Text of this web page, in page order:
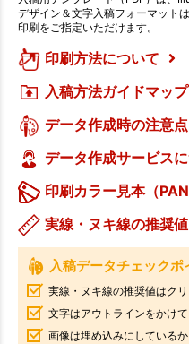
デザイン＆文字入稿フォーマット
印刷をご指定いただけます。
印刷方法について
入稿方法ガイドマップ
データ作成時の注意点
データ作成サービス
印刷カラー見本（
実線・ヌキ線の推奨
入稿データチェックポ
実線・ヌキ線の推奨値はク
文字はアウトラインをかけ
画像は埋め込みにしているか